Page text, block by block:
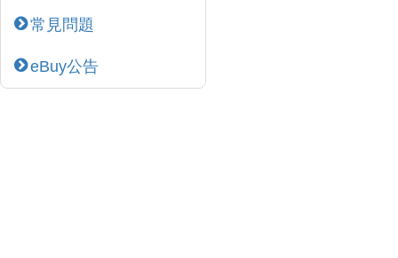
常見問題
eBuy公告